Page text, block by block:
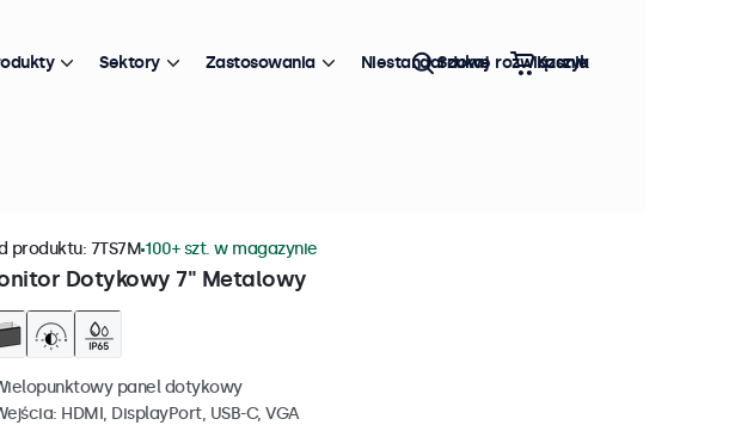
które umożliwiają bezproblemową integrację z
Dotykowy 7" Metalowy
produktu: 7TS7M 100+ szt. w magazynie
panel dotykowy
HDMI, DisplayPort, USB-C, VGA
Sektory Zastosowania Niestandardowe rozwiązania
Szukaj Koszyk